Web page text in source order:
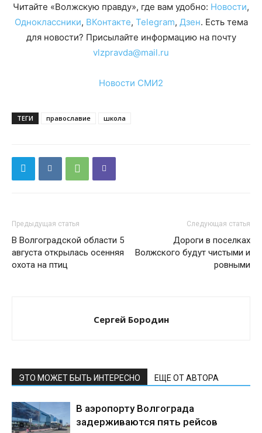
Читайте «Волжскую правду», где вам удобно: Новости,
Одноклассники, ВКонтакте, Telegram, Дзен. Есть тема
для новости? Присылайте информацию на почту
vlzpravda@mail.ru
Новости СМИ2
ТЕГИ православие школа
Предыдущая статья
В Волгоградской области 5
августа открылась осенняя
охота на птиц
Следующая статья
Дороги в поселках
Волжского будут чистыми и
ровными
Сергей Бородин
ЭТО МОЖЕТ БЫТЬ ИНТЕРЕСНО ЕЩЕ ОТ АВТОРА
В аэропорту Волгограда
задерживаются пять рейсов